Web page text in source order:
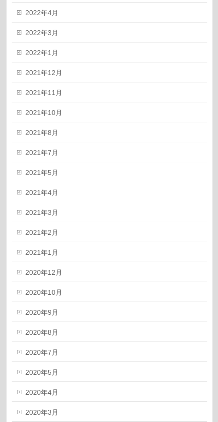
2022年4月
2022年3月
2022年1月
2021年12月
2021年11月
2021年10月
2021年8月
2021年7月
2021年5月
2021年4月
2021年3月
2021年2月
2021年1月
2020年12月
2020年10月
2020年9月
2020年8月
2020年7月
2020年5月
2020年4月
2020年3月